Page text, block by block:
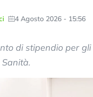
4 Agosto 2026 - 15:56
di stipendio per